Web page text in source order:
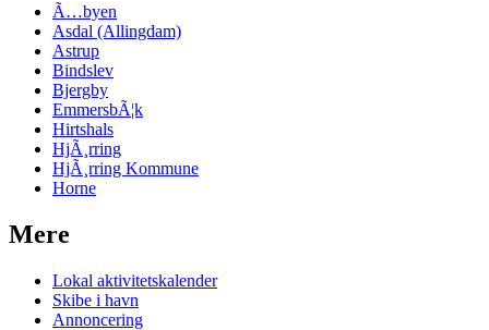
Ã…byen
Asdal (Allingdam)
Astrup
Bindslev
Bjergby
EmmersbÃ¦k
Hirtshals
HjÃ¸rring
HjÃ¸rring Kommune
Horne
Mere
Lokal aktivitetskalender
Skibe i havn
Annoncering